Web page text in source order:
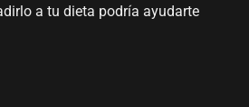
a tu dieta podría ayudarte